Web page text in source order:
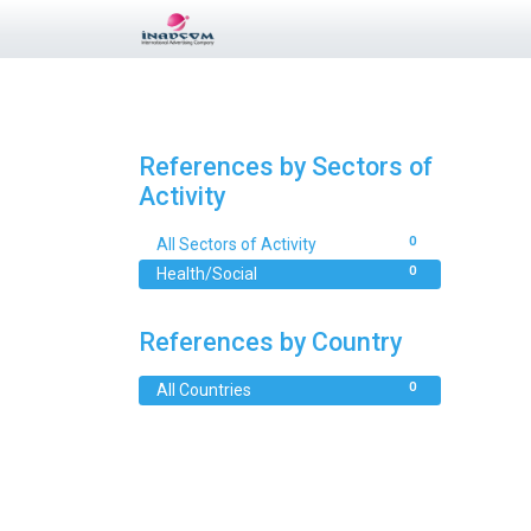
References by Sectors of
Activity
0
All Sectors of Activity
0
Health/Social
References by Country
0
All Countries